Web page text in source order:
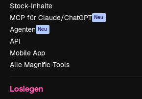
Stock-Inhalte
MCP für Claude/ChatGPT Neu
Agenten Neu
API
Mobile App
Alle Magnific-Tools
Loslegen